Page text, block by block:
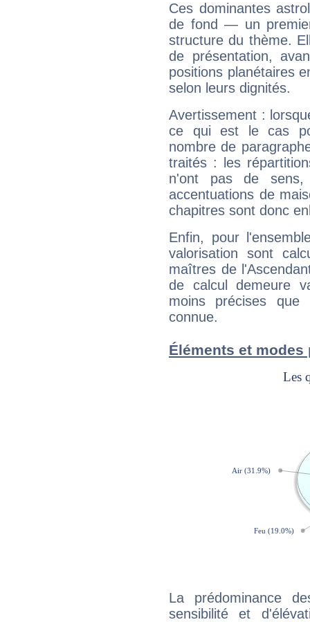
Ces dominantes
de fond — un
structure du thème.
de présentation,
positions planétaires
selon leurs dignités.
Avertissement :
ce qui est le cas
nombre de
traités : les
n'ont pas de sens,
accentuations de
chapitres sont donc
Enfin, pour
valorisation sont
maîtres de
de calcul demeure
moins précises que
connue.
Éléments et
La prédominance
sensibilité et